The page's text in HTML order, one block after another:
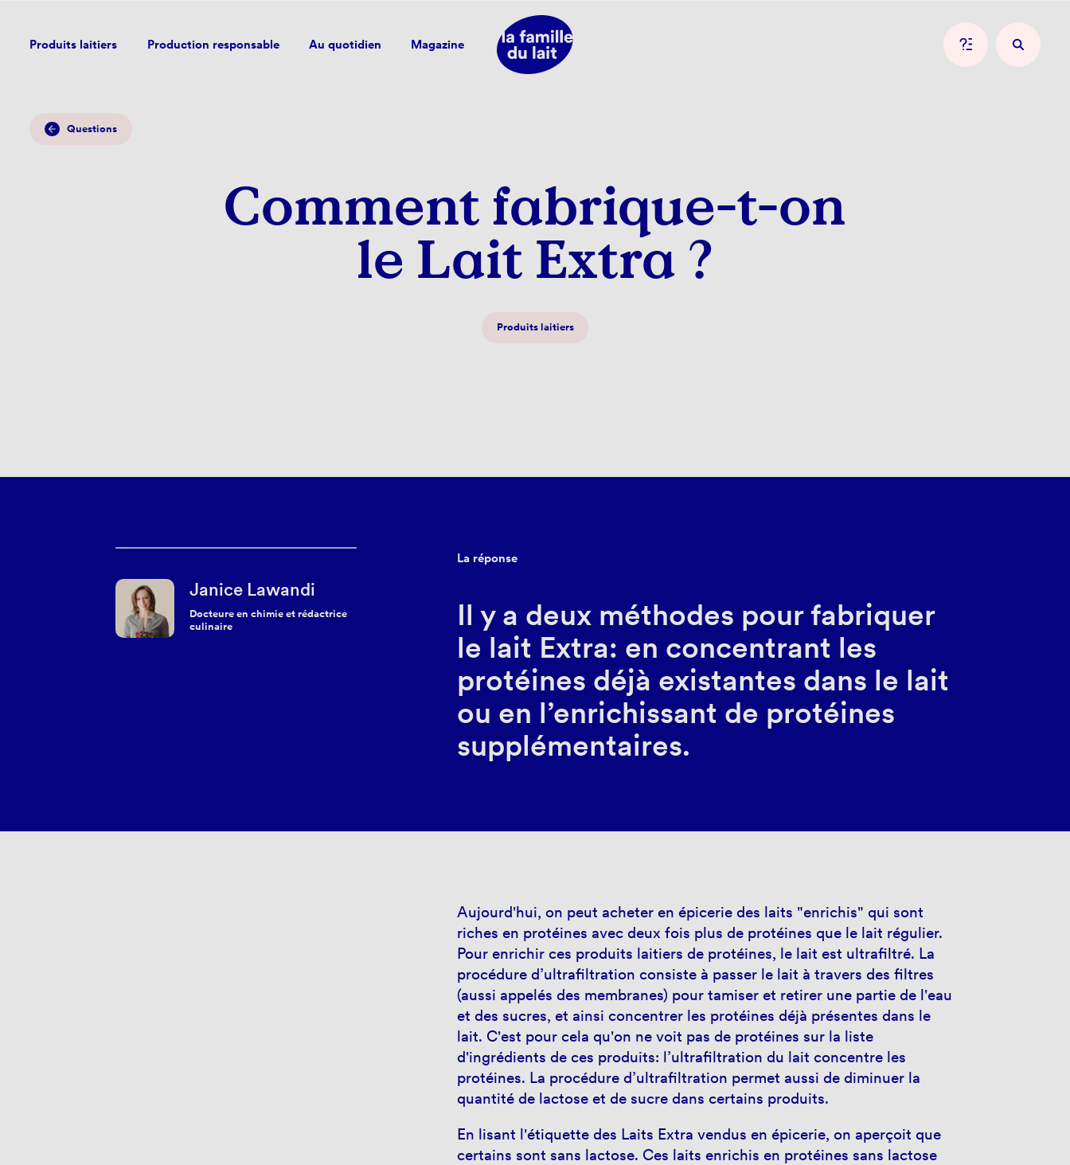
Produits laitiers Production responsable Au quotidien Magazine
Questions
Comment fabrique-t-on
le Lait Extra ?
Produits laitiers
La réponse
Il y a deux méthodes pour fabriquer
le lait Extra: en concentrant les
protéines déjà existantes dans le lait
ou en l’enrichissant de protéines
supplémentaires.
Janice Lawandi
Docteure en chimie et rédactrice
culinaire
Aujourd'hui, on peut acheter en épicerie des laits "enrichis" qui sont
riches en protéines avec deux fois plus de protéines que le lait régulier.
Pour enrichir ces produits laitiers de protéines, le lait est ultrafiltré. La
procédure d’ultrafiltration consiste à passer le lait à travers des filtres
(aussi appelés des membranes) pour tamiser et retirer une partie de l'eau
et des sucres, et ainsi concentrer les protéines déjà présentes dans le
lait. C'est pour cela qu'on ne voit pas de protéines sur la liste
d'ingrédients de ces produits: l’ultrafiltration du lait concentre les
protéines. La procédure d’ultrafiltration permet aussi de diminuer la
quantité de lactose et de sucre dans certains produits.
En lisant l'étiquette des Laits Extra vendus en épicerie, on aperçoit que
certains sont sans lactose. Ces laits enrichis en protéines sans lactose